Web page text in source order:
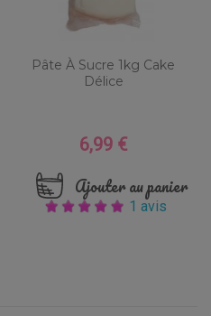
Pâte À Sucre 1kg Cake
Délice
Prix
6,99 €
Ajouter au panier
1 avis